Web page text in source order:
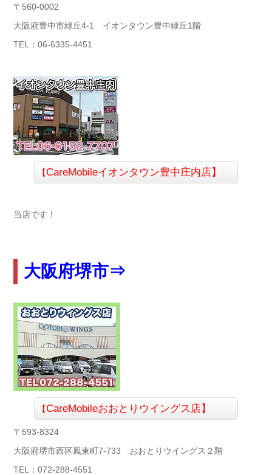
〒560-0002
大阪府豊中市緑丘4-1 イオンタウン豊中緑丘1階
TEL：06-6335-4451
【CareMobileイオンタウン豊中庄内店】
当店です！
大阪府堺市⇒
【CareMobileおおとりウイングス店】
〒593-8324
大阪府堺市西区鳳東町7-733 おおとりウイングス２階
TEL：072-288-4551